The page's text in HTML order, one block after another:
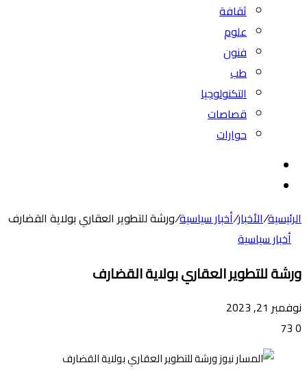
ثقافة
علوم
فنون
طب
التكنولوجيا
قصاصات
حوارات
الرئيسية/الأخبار/أخبار سياسية/ورشة للتطوير العقاري بولاية القضارف
أخبار سياسية
ورشة للتطوير العقاري بولاية القضارف
نوفمبر 21, 2023
0